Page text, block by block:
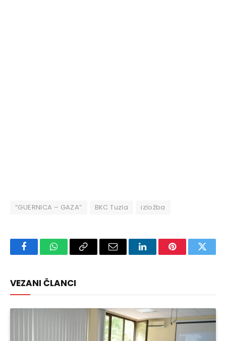
“GUERNICA – GAZA” BKC Tuzla izložba
FacebookWhatsAppCopy
Email LinkedInPinterest
VEZANI ČLANCI